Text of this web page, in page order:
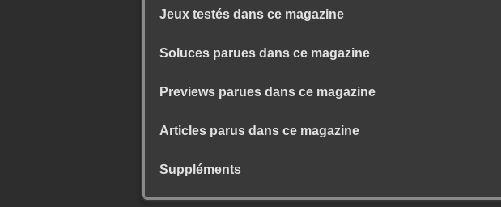
Jeux testés dans ce magazine
Soluces parues dans ce magazine
Previews parues dans ce magazine
Articles parus dans ce magazine
Suppléments